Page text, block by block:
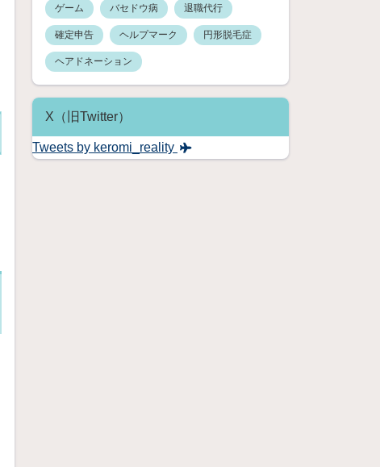
ゲーム バセドウ病 退職代行
確定申告 ヘルプマーク 円形脱毛症
ヘアドネーション
X（旧Twitter）
Tweets by keromi_reality